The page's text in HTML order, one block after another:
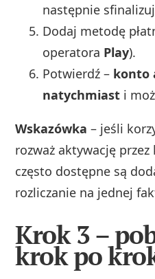
następnie
Dodaj metodę
operatora Play).
Potwierdź – konto
natychmiast i
Wskazówka – jeśli
rozważ aktywację
często dostępne są
rozliczanie na jednej
Krok 3 –
krok po